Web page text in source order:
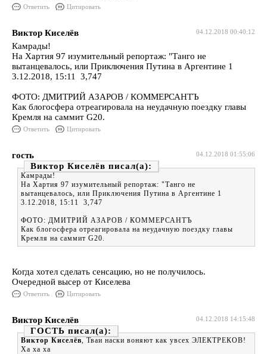
Ответить Цитировать
04.12.2018 00:40:12
Виктор Киселёв
Камрады!
На Хартия 97 изумительный репортаж: "Танго не
вытанцевалось, или Приключения Путина в Аргентине 1
3.12.2018, 15:11 3,747
ФОТО: ДМИТРИЙ АЗАРОВ / КОММЕРСАНТЪ
Как блогосфера отреагировала на неудачную поездку главы
Кремля на саммит G20.
Ответить Цитировать
04.12.2018 01:55:06
гость
Виктор Киселёв
Камрады!
На Хартия 97 изумительный репортаж: "Танго не
вытанцевалось, или Приключения Путина в Аргентине 1
3.12.2018, 15:11 3,747
ФОТО: ДМИТРИЙ АЗАРОВ / КОММЕРСАНТЪ
Как блогосфера отреагировала на неудачную поездку главы
Кремля на саммит G20.
Когда хотел сделать сенсацию, но не получилось.
Очередной высер от Киселева
Ответить Цитировать
04.12.2018 14:15:48
Виктор Киселёв
ГОСТЬ
Виктор Киселёв, Тваи наски воняют как увсех ЭЛЕКТРЕКОВ!
Ха ха ха